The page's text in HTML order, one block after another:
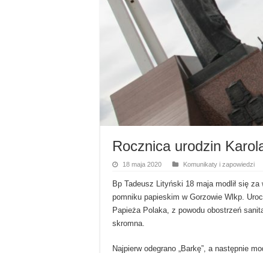
Rocznica urodzin
18 maja 2020 Komunikaty i zapowiedzi
Bp Tadeusz Lityński 18 maja modlił się
pomniku papieskim w Gorzowie Wlkp.
Papieża Polaka, z powodu obostrzeń
skromna.
Najpierw odegrano „Barkę”, a następnie